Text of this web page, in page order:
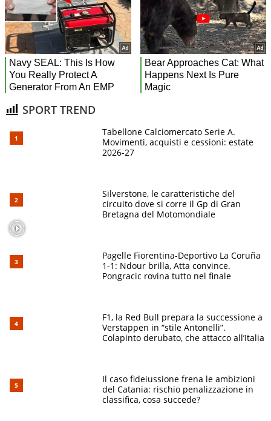
SPORT TREND
Tabellone Calciomercato Serie A.
Movimenti, acquisti e cessioni: estate
2026-27
Silverstone, le caratteristiche del
circuito dove si corre il Gp di Gran
Bretagna del Motomondiale
Pagelle Fiorentina-Deportivo La Coruña
1-1: Ndour brilla, Atta convince.
Pongracic rovina tutto nel finale
F1, la Red Bull prepara la successione a
Verstappen in “stile Antonelli”.
Colapinto derubato, che attacco all’Italia
Il caso fideiussione frena le ambizioni
del Catania: rischio penalizzazione in
classifica, cosa succede?